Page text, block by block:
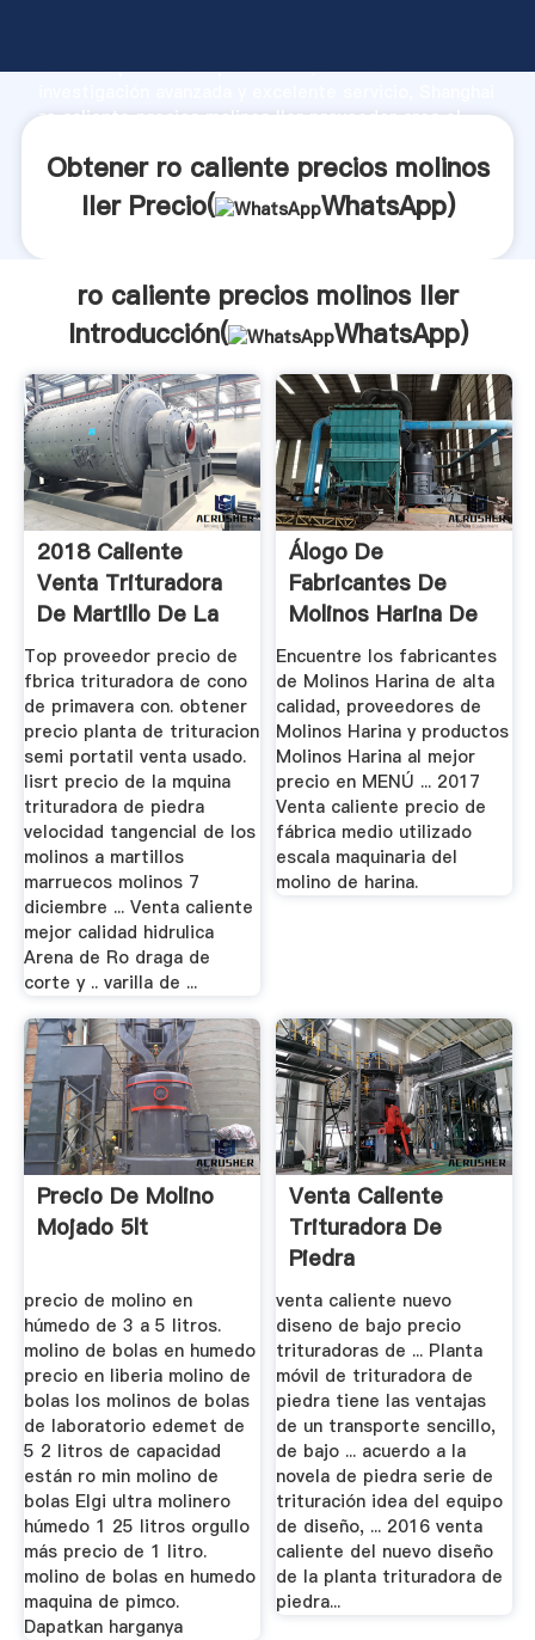
fuerte capacidad de producción, fuerza de
ro caliente precios molinos ller proveedor crea el
Obtener ro caliente precios molinos
ller Precio(
WhatsApp)
ro caliente precios molinos ller
Introducción(
WhatsApp)
2018 Caliente
Venta Trituradora
De Martillo De La
Mquina
Top proveedor precio de
fbrica trituradora de cono
de primavera con. obtener
precio planta de trituracion
semi portatil venta usado.
lisrt precio de la mquina
trituradora de piedra
velocidad tangencial de los
molinos a martillos
marruecos molinos 7
diciembre ... Venta caliente
mejor calidad hidrulica
Arena de Ro draga de
corte y .. varilla de ...
Álogo De
Fabricantes De
Molinos Harina De
Alta ...
Encuentre los fabricantes
de Molinos Harina de alta
calidad, proveedores de
Molinos Harina y productos
Molinos Harina al mejor
precio en MENÚ ... 2017
Venta caliente precio de
fábrica medio utilizado
escala maquinaria del
molino de harina.
Precio De Molino
Mojado 5lt
precio de molino en
húmedo de 3 a 5 litros.
molino de bolas en humedo
precio en liberia molino de
bolas los molinos de bolas
de laboratorio edemet de
5 2 litros de capacidad
están ro min molino de
bolas Elgi ultra molinero
húmedo 1 25 litros orgullo
más precio de 1 litro.
molino de bolas en humedo
maquina de pimco.
Dapatkan harganya
Venta Caliente
Trituradora De
Piedra
venta caliente nuevo
diseno de bajo precio
trituradoras de ... Planta
móvil de trituradora de
piedra tiene las ventajas
de un transporte sencillo,
de bajo ... acuerdo a la
novela de piedra serie de
trituración idea del equipo
de diseño, ... 2016 venta
caliente del nuevo diseño
de la planta trituradora de
piedra...